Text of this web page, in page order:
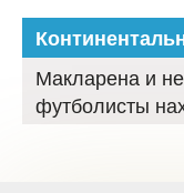
Макларена и
футболисты